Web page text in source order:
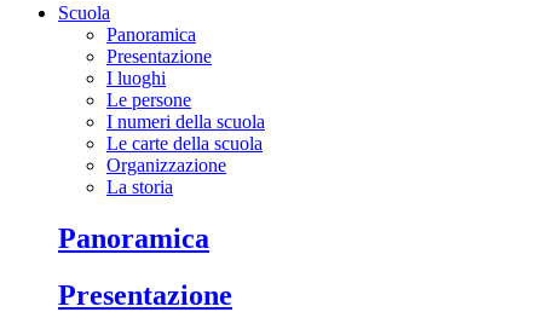
Scuola
Panoramica
Presentazione
I luoghi
Le persone
I numeri della scuola
Le carte della scuola
Organizzazione
La storia
Panoramica
Presentazione